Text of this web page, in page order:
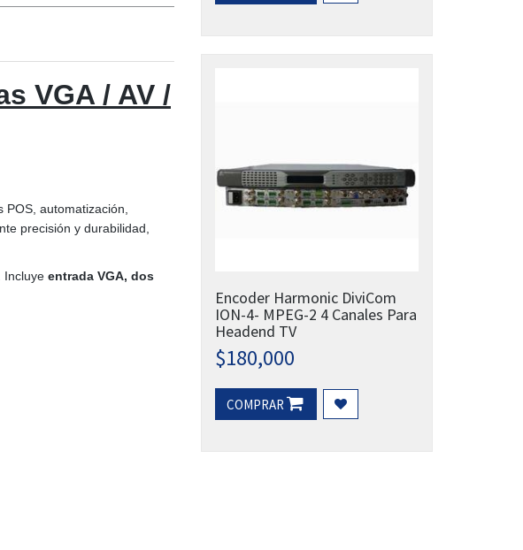
VGA / AV /
POS, automatización,
precisión y durabilidad,
Incluye entrada VGA, dos
Encoder Harmonic DiviCom
ION-4- MPEG-2 4 Canales Para
Headend TV
$180,000
COMPRAR